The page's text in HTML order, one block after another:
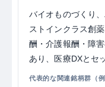
バイオものづくり
ストインクラス創
酬・介護報酬・障
あり、医療DXとセ
代表的な関連銘柄群（例